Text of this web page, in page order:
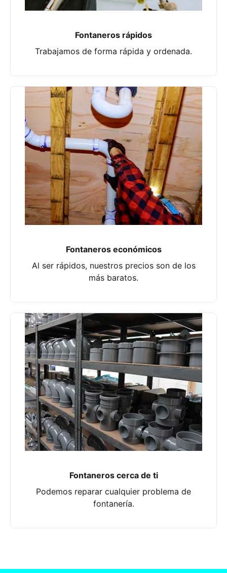
Fontaneros rápidos
Trabajamos de forma rápida y ordenada.
Fontaneros económicos
Al ser rápidos, nuestros precios son de los
más baratos.
Fontaneros cerca de ti
Podemos reparar cualquier problema de
fontanería.